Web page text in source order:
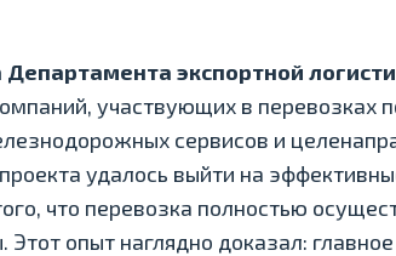
экспортной
участвующих в перевозках
сервисов и
удалось выйти на
что перевозка полностью
опыт наглядно доказал: